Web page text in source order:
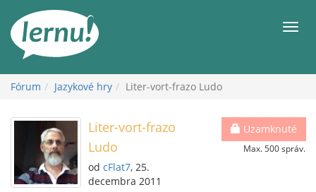
obsah
Fórum Jazykové hry Liter-vort-frazo Ludo
Uzamknuté
Max. 500 správ.
Liter-vort-frazo
Ludo
od cFlat7, 25.
decembra 2011